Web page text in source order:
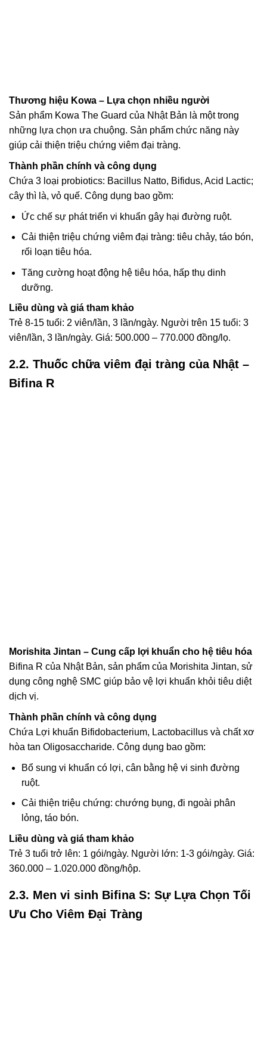
Thương hiệu Kowa – Lựa chọn nhiều người
Sản phẩm Kowa The Guard của Nhật Bản là một trong
những lựa chọn ưa chuộng. Sản phẩm chức năng này
giúp cải thiện triệu chứng viêm đại tràng.
Thành phần chính và công dụng
Chứa 3 loại probiotics: Bacillus Natto, Bifidus, Acid Lactic;
cây thì là, vỏ quế. Công dụng bao gồm:
Ức chế sự phát triển vi khuẩn gây hại đường ruột.
Cải thiện triệu chứng viêm đại tràng: tiêu chảy, táo bón,
rối loạn tiêu hóa.
Tăng cường hoạt động hệ tiêu hóa, hấp thụ dinh
dưỡng.
Liều dùng và giá tham khảo
Trẻ 8-15 tuổi: 2 viên/lần, 3 lần/ngày. Người trên 15 tuổi: 3
viên/lần, 3 lần/ngày. Giá: 500.000 – 770.000 đồng/lọ.
2.2. Thuốc chữa viêm đại tràng của Nhật –
Bifina R
Morishita Jintan – Cung cấp lợi khuẩn cho hệ tiêu hóa
Bifina R của Nhật Bản, sản phẩm của Morishita Jintan, sử
dụng công nghệ SMC giúp bảo vệ lợi khuẩn khỏi tiêu diệt
dịch vị.
Thành phần chính và công dụng
Chứa Lợi khuẩn Bifidobacterium, Lactobacillus và chất xơ
hòa tan Oligosaccharide. Công dụng bao gồm:
Bổ sung vi khuẩn có lợi, cân bằng hệ vi sinh đường
ruột.
Cải thiện triệu chứng: chướng bụng, đi ngoài phân
lỏng, táo bón.
Liều dùng và giá tham khảo
Trẻ 3 tuổi trở lên: 1 gói/ngày. Người lớn: 1-3 gói/ngày. Giá:
360.000 – 1.020.000 đồng/hộp.
2.3. Men vi sinh Bifina S: Sự Lựa Chọn Tối
Ưu Cho Viêm Đại Tràng